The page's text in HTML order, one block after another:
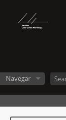
Navegar